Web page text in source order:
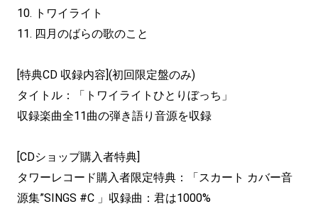
10. トワイライト
11. 四月のばらの歌のこと
[特典CD 収録内容](初回限定盤のみ)
タイトル：「トワイライトひとりぼっち」
収録楽曲全11曲の弾き語り音源を収録
[CDショップ購入者特典]
タワーレコード購入者限定特典：「スカート カバー音
源集”SINGS #C 」収録曲：君は1000%